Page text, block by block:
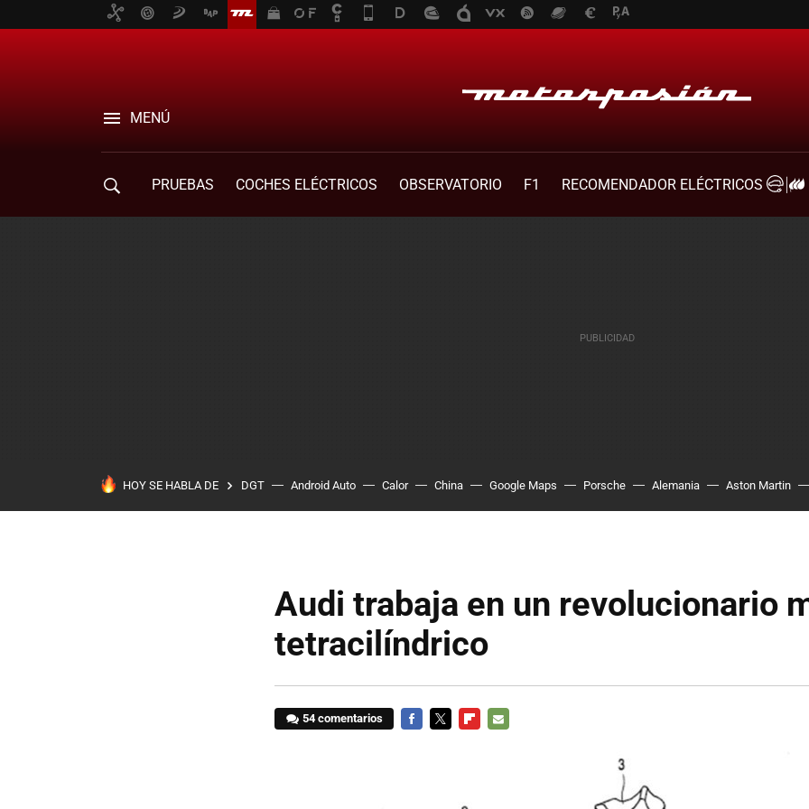
MENÚ
PRUEBAS COCHES ELÉCTRICOS OBSERVATORIO F1
RECOMENDADOR ELÉCTRICOS
HOY SE HABLA DE DGT Android Auto Calor China Google Maps Porsche Alemania Aston Martin
Audi trabaja en un revolucionario
tetracilíndrico
54 comentarios